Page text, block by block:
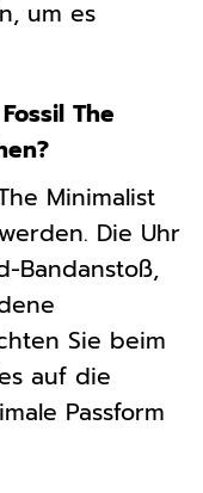
um es
The
Minimalist
Die Uhr
Bandanstoß,
Sie beim
auf die
Passform